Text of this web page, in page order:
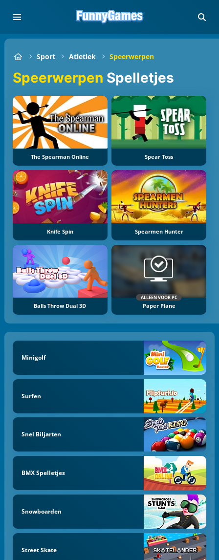
Sport Atletiek Speerwerpen
Speerwerpen Spelletjes
The Spearman Online Spear Toss
Knife Spin Spearmen Hunter
Balls Throw Dual 3D
ALLEEN VOOR PC
Paper Plane
Minigolf
Surfen
Snel Biljarten
BMX Spelletjes
Snowboarden
Street Skate